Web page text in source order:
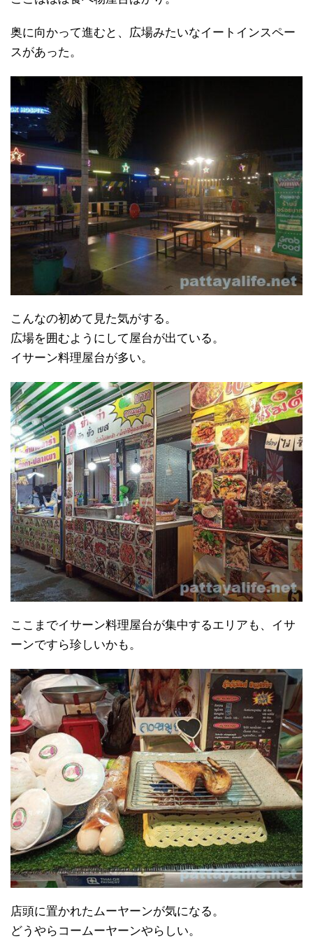
奥に向かって進むと、広場みたいなイートインスペー
スがあった。
こんなの初めて見た気がする。
広場を囲むようにして屋台が出ている。
イサーン料理屋台が多い。
ここまでイサーン料理屋台が集中するエリアも、イサ
ーンですら珍しいかも。
店頭に置かれたムーヤーンが気になる。
どうやらコームーヤーンやらしい。